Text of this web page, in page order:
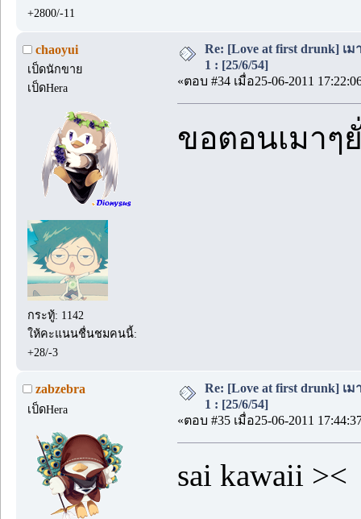
+2800/-11
chaoyui
เป็ดนักขาย
เป็ดHera
กระทู้: 1142
ให้คะแนนชื่นชมคนนี้:
+28/-3
Re: [Love at first drunk] เ
1 : [25/6/54]
«ตอบ #34 เมื่อ25-06-2011
ขอตอนเมาๆ
zabzebra
เป็ดHera
Re: [Love at first drunk] เ
1 : [25/6/54]
«ตอบ #35 เมื่อ25-06-2011
sai kawaii ><